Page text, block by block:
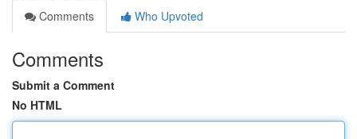
Comments
Who Upvoted
Comments
Submit a Comment
No HTML